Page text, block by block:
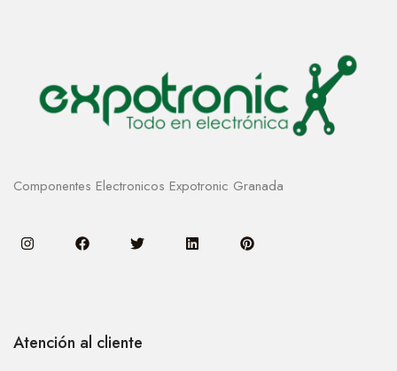
Componentes Electronicos Expotronic Granada
Atención al cliente